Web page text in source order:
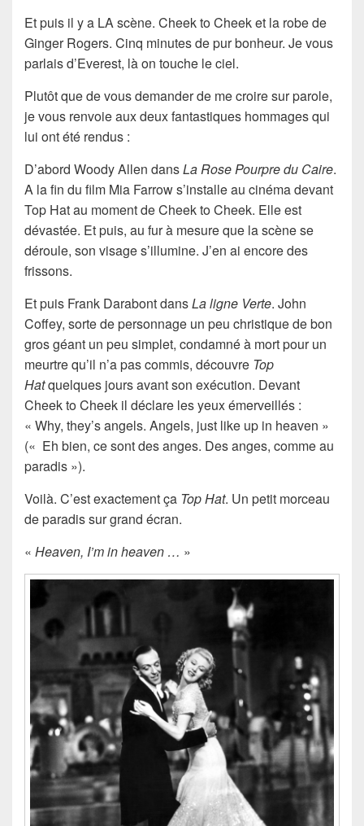
Et puis il y a LA scène. Cheek to Cheek et la robe de
Ginger Rogers. Cinq minutes de pur bonheur. Je vous
parlais d’Everest, là on touche le ciel.
Plutôt que de vous demander de me croire sur parole,
je vous renvoie aux deux fantastiques hommages qui
lui ont été rendus :
D’abord Woody Allen dansLa Rose Pourpre du Caire.
A la fin du film Mia Farrow s’installe au cinéma devant
Top Hat au moment de Cheek to Cheek. Elle est
dévastée. Et puis, au fur à mesure que la scène se
déroule, son visage s’illumine. J’en ai encore des
frissons.
Et puis Frank Darabont dansLa ligne Verte. John
Coffey, sorte de personnage un peu christique de bon
gros géant un peu simplet, condamné à mort pour un
meurtre qu’il n’a pas commis, découvre Top
Hatquelques jours avant son exécution. Devant
Cheek to Cheek il déclare les yeux émerveillés :
« Why, they’s angels. Angels, just like up in heaven »
(« Eh bien, ce sont des anges. Des anges, comme au
paradis »).
Voilà. C’est exactement ça Top Hat. Un petit morceau
de paradis sur grand écran.
« Heaven, I’m in heaven … »